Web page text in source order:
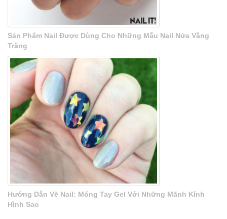
Sản Phẩm Nail Được Dùng Cho Những Mẫu Nail Nửa Vầng
Trăng
Hướng Dẫn Vẽ Nail: Móng Tay Gel Với Những Mãnh Kính
Hình Sao